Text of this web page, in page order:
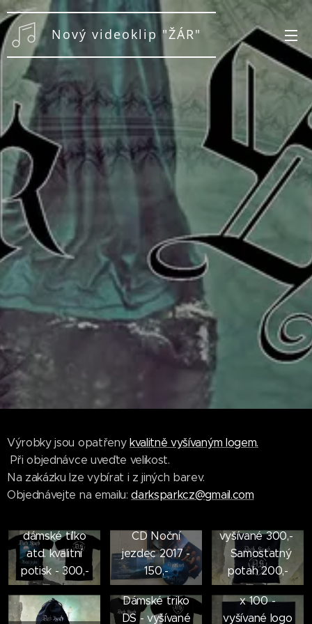
Nový videoklip "ŽÁR"
na YT
Výrobky jsou opatřeny kvalitně vyšívaným logem.
Při objednávce uveďte velikost.
Na zakázku lze vybírat i z jiných barev.
Objednávejte na emailu:darksparkcz@gmail.com
dámské tílko
atd. kvalitní
potisk - 300,-
CD Noční
jezdec 2017 -
150,-
Polštář s
vyšívané 300,-
Samostatný
potah 200,-
Dámské triko
DS - vyšívané
Osuška DS 50
x 100 -
vyšívané logo